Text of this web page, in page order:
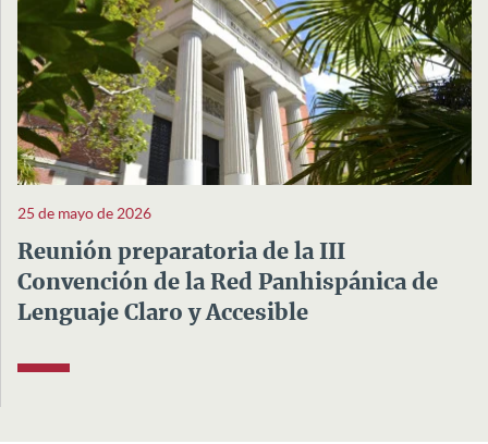
25 de mayo de 2026
Reunión preparatoria de la III
Convención de la Red Panhispánica de
Lenguaje Claro y Accesible